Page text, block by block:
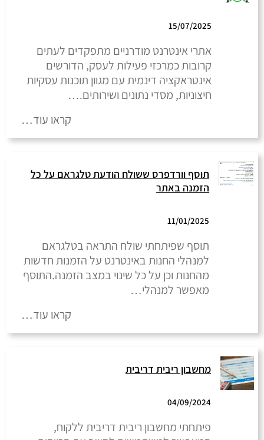
15/07/2025
אתרי אינטרנט מודרניים מתפקדים לעתים
קרובות כמרכזי פעילות לעסק, הדורשים
אינטראקציה דינמית עם מגוון תוכנות עסקיות
חיצוניות, מסדי נתונים ושירותים.…
קראו עוד…
תוסף וורדפרס ששולח הודעת טלגראם על כל
הזמנה באתר
11/01/2025
תוסף שפיתחתי שולח התראה בטלגראם
למנהלי החנות באינטרנט על הזמנות חדשות
מהחנות וכן על כל שינוי במצב הזמנה.התוסף
מאפשר למנהלי…
קראו עוד…
מחשבון ריבית דריבית
04/09/2024
פיתחתי מחשבון ריבית דריבית ללקוח,